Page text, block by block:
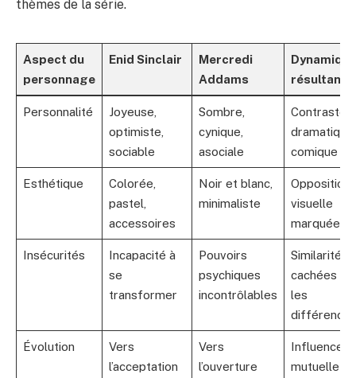
thèmes de la série.
Aspect du
personnage
Enid Sinclair
Mercredi
Addams
Dynamique
résultante
Personnalité
Joyeuse,
optimiste,
sociable
Sombre,
cynique,
asociale
Contraste
comique
Esthétique
Colorée,
pastel,
accessoires
Noir et blanc,
minimaliste
Opposition
visuelle
marquée
Insécurités
Incapacité à
se
transformer
Pouvoirs
psychiques
incontrôlables
Similarités
cachées
les
différences
Évolution
Vers
l’acceptation
Vers
l’ouverture
Influence
mutuelle